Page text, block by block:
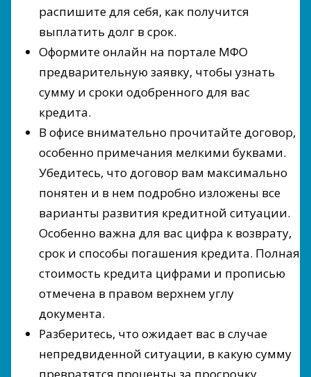
распишите для себя, как получится
выплатить долг в срок.
Оформите онлайн на портале МФО
предварительную заявку, чтобы узнать
сумму и сроки одобренного для вас
кредита.
В офисе внимательно прочитайте договор,
особенно примечания мелкими буквами.
Убедитесь, что договор вам максимально
понятен и в нем подробно изложены все
варианты развития кредитной ситуации.
Особенно важна для вас цифра к возврату,
срок и способы погашения кредита. Полная
стоимость кредита цифрами и прописью
отмечена в правом верхнем углу
документа.
Разберитесь, что ожидает вас в случае
непредвиденной ситуации, в какую сумму
превратятся проценты за просрочку.